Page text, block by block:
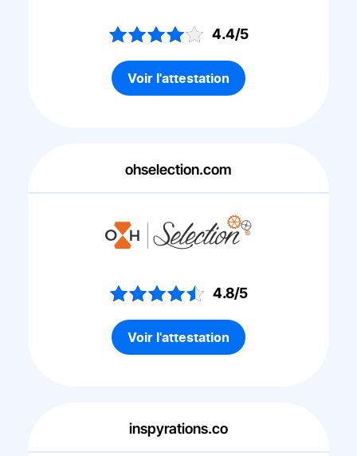
4.4/5
Voir l'attestation
ohselection.com
4.8/5
Voir l'attestation
inspyrations.co